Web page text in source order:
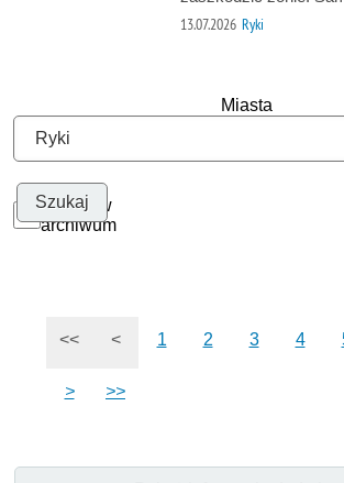
13.07.2026 Ryki
Miasta
Szukaj w
archiwum
<< < 1 2 3 4
> >>